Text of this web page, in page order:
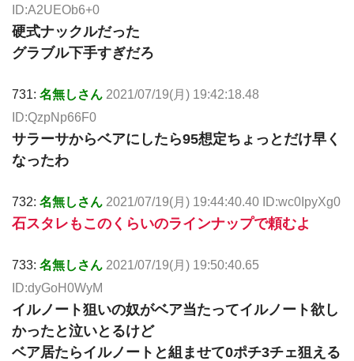
ID:A2UEOb6+0
硬式ナックルだった
グラブル下手すぎだろ
731: 名無しさん 2021/07/19(月) 19:42:18.48
ID:QzpNp66F0
サラーサからベアにしたら95想定ちょっとだけ早く
なったわ
732: 名無しさん 2021/07/19(月) 19:44:40.40 ID:wc0IpyXg0
石スタレもこのくらいのラインナップで頼むよ
733: 名無しさん 2021/07/19(月) 19:50:40.65
ID:dyGoH0WyM
イルノート狙いの奴がベア当たってイルノート欲し
かったと泣いとるけど
ベア居たらイルノートと組ませて0ポチ3チェ狙える